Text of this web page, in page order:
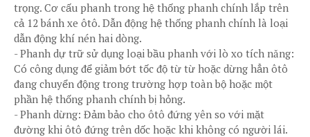
trọng. Cơ cấu phanh trong hệ thống phanh chính lắp trên
cả 12 bánh xe ôtô. Dẫn động hệ thống phanh chính là loại
dẫn động khí nén hai dòng.
- Phanh dự trữ sử dụng loại bầu phanh với lò xo tích năng:
Có công dụng để giảm bớt tốc độ từ từ hoặc dừng hẳn ôtô
đang chuyển động trong trường hợp toàn bộ hoặc một
phần hệ thống phanh chính bị hỏng.
- Phanh dừng: Đảm bảo cho ôtô đứng yên so với mặt
đường khi ôtô đứng trên dốc hoặc khi không có người lái.